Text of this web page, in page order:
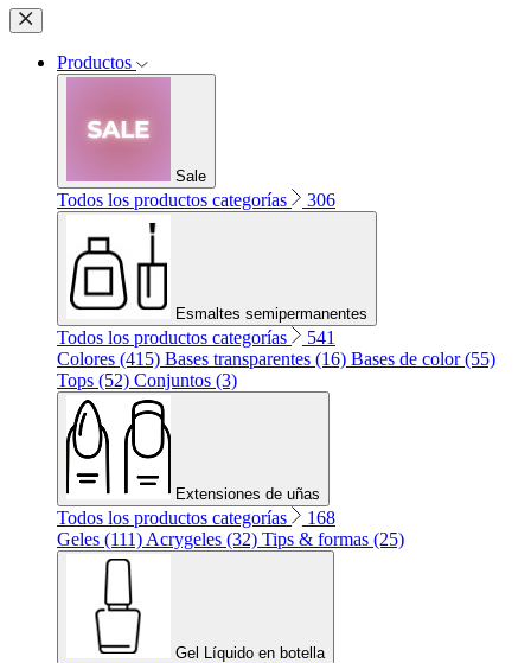
Productos
Sale
Todos los productos categorías 306
Esmaltes semipermanentes
Todos los productos categorías
541
Colores (415) Bases transparentes (16) Bases de color (55)
Tops (52) Conjuntos (3)
Extensiones de uñas
Todos los productos categorías
168
Geles (111) Acrygeles (32) Tips & formas (25)
Gel Líquido en botella